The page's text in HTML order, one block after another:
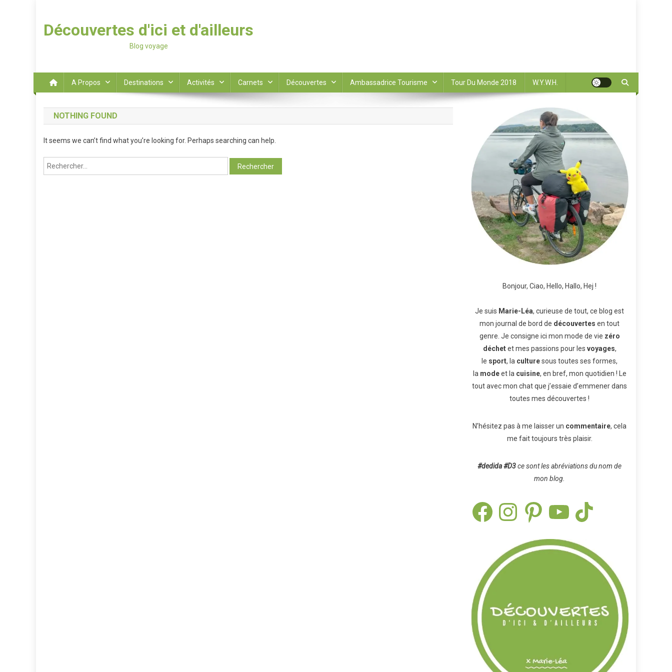
Découvertes d'ici et d'ailleurs
Blog voyage
A Propos Destinations Activités Carnets Découvertes Ambassadrice Tourisme Tour Du Monde 2018 W.Y.W.H.
NOTHING FOUND
It seems we can’t find what you’re looking for. Perhaps searching can help.
Rechercher :
Bonjour, Ciao, Hello, Hallo, Hej !
Je suis Marie-Léa, curieuse de tout, ce blog est
mon journal de bord de découvertes en tout
genre. Je consigne ici mon mode de vie zéro
déchetet mes passions pour les voyages,
le sport, la culturesous toutes ses formes,
la modeet la cuisine, en bref, mon quotidien ! Le
tout avec mon chat que j’essaie d’emmener dans
toutes mes découvertes !
N’hésitez pas à me laisser un commentaire, cela
me fait toujours très plaisir.
#dedida#D3ce sont les abréviations du nom de
mon blog.
FacebookInstagramPinterest TikTok